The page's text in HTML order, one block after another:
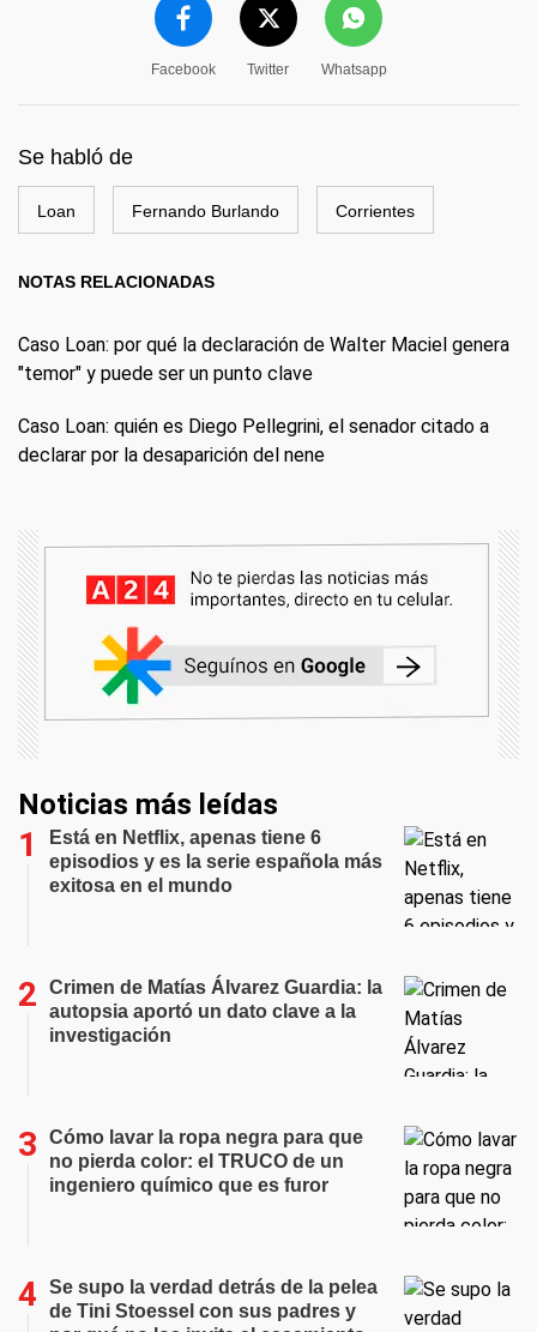
Facebook Twitter Whatsapp
Se habló de
Loan Fernando Burlando Corrientes
NOTAS RELACIONADAS
Caso Loan: por qué la declaración de Walter Maciel genera
"temor" y puede ser un punto clave
Caso Loan: quién es Diego Pellegrini, el senador citado a
declarar por la desaparición del nene
Noticias más leídas
Está en Netflix, apenas tiene 6
episodios y es la serie española más
exitosa en el mundo
Crimen de Matías Álvarez Guardia: la
autopsia aportó un dato clave a la
investigación
Cómo lavar la ropa negra para que
no pierda color: el TRUCO de un
ingeniero químico que es furor
Se supo la verdad detrás de la pelea
de Tini Stoessel con sus padres y